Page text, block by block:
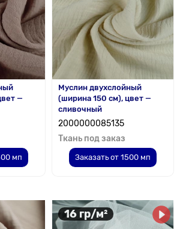
—
мп
Муслин двухслойный
(ширина 150 см), цвет —
сливочный
2000000085135
Ткань под заказ
Заказать от 1500 мп
16 гр/м²